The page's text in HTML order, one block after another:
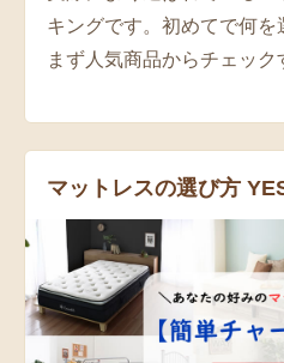
キングです。初めてで何を
まず人気商品からチェック
マットレスの選び方